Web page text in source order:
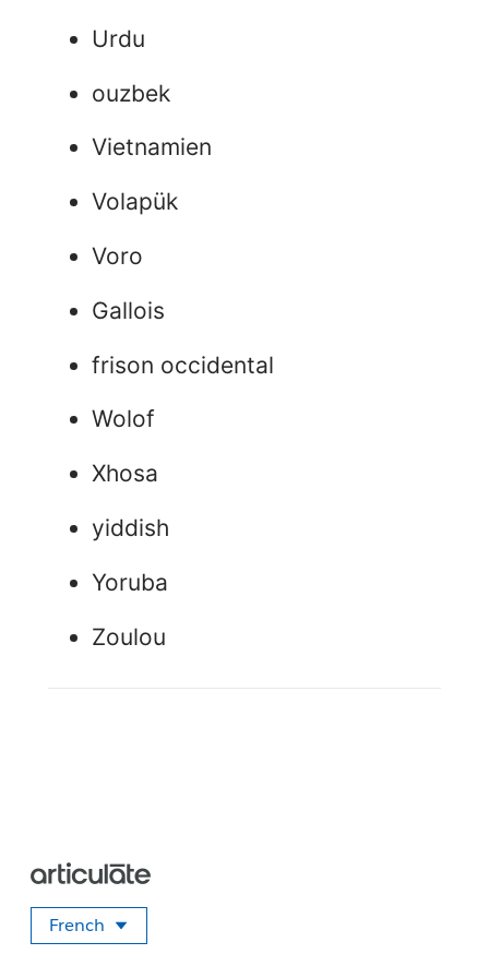
Urdu
ouzbek
Vietnamien
Volapük
Voro
Gallois
frison occidental
Wolof
Xhosa
yiddish
Yoruba
Zoulou
French
Sélectionner votre langue